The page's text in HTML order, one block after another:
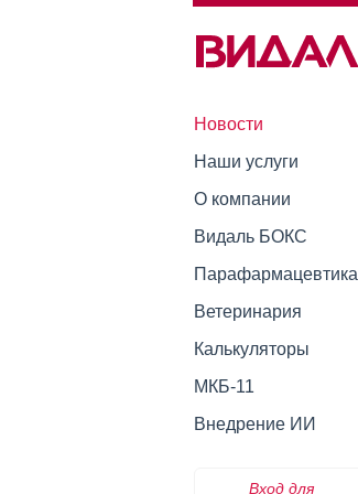
Новости
Наши услуги
О компании
Видаль БОКС
Парафармацевтика
Ветеринария
Калькуляторы
МКБ-11
Внедрение ИИ
Вход для